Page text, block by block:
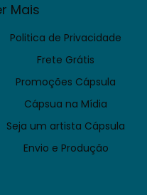
Mais
Politica de Privacidade
Frete Grátis
Promoções Cápsula
Cápsua na Mídia
Seja um artista Cápsula
Envio e Produção